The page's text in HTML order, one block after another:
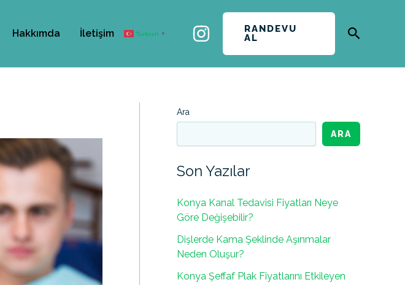
Hakkımda İletişim Turkish ▼
RANDEVU
AL
Arama
Ara
ARA
Son Yazılar
Konya Kanal Tedavisi Fiyatları Neye
Göre Değişebilir?
Dişlerde Kama Şeklinde Aşınmalar
Neden Oluşur?
Konya Şeffaf Plak Fiyatlarını Etkileyen